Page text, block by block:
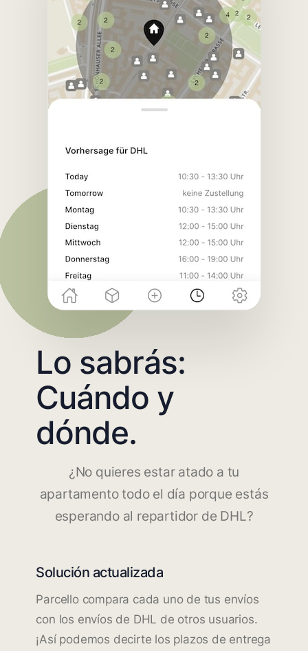
Lo sabrás:
Cuándo y
dónde.
¿No quieres estar atado a tu
apartamento todo el día porque estás
esperando al repartidor de DHL?
Solución actualizada
Parcello compara cada uno de tus envíos
con los envíos de DHL de otros usuarios.
¡Así podemos decirte los plazos de entrega